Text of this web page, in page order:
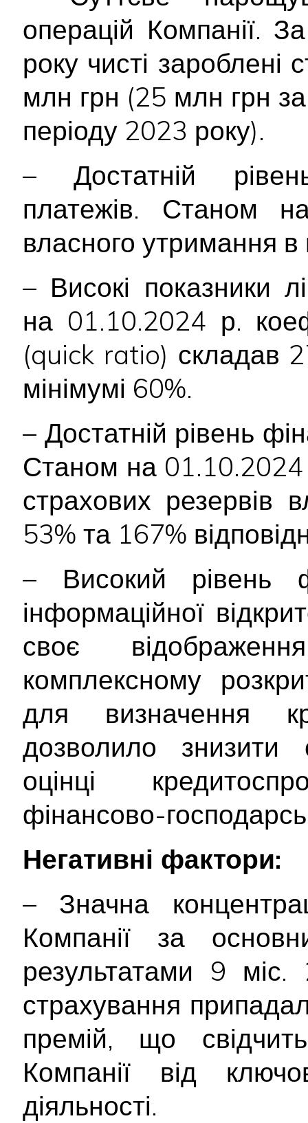
операцій Компанії.
року чисті зароблені
млн грн (25 млн грн
періоду 2023 року).
– Достатній
платежів. Станом
власного утримання
– Високі показники
на 01.10.2024 р.
(quick ratio) складав
мінімумі 60%.
– Достатній рівень
Станом на 01.10.2024
страхових резервів
53% та 167%
– Високий рівень
інформаційної
своє
комплексному
для визначення
дозволило знизити
оцінці
фінансово-
Негативні фактори:
– Значна
Компанії за
результатами 9
страхування
премій, що
Компанії від
діяльності.